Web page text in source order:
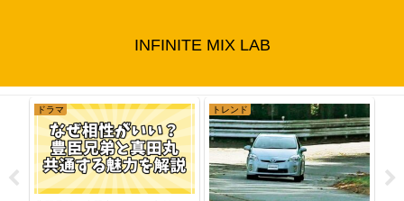
INFINITE MIX LAB
トレンド エンタメ